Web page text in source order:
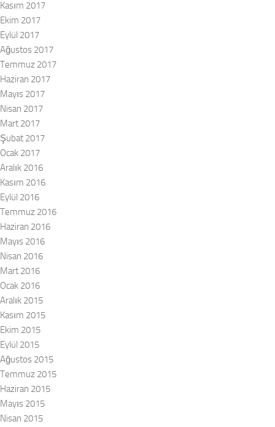
Kasım 2017
Ekim 2017
Eylül 2017
Ağustos 2017
Temmuz 2017
Haziran 2017
Mayıs 2017
Nisan 2017
Mart 2017
Şubat 2017
Ocak 2017
Aralık 2016
Kasım 2016
Eylül 2016
Temmuz 2016
Haziran 2016
Mayıs 2016
Nisan 2016
Mart 2016
Ocak 2016
Aralık 2015
Kasım 2015
Ekim 2015
Eylül 2015
Ağustos 2015
Temmuz 2015
Haziran 2015
Mayıs 2015
Nisan 2015